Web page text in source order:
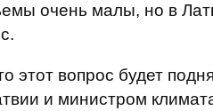
очень малы, но в
этот вопрос будет
и министром